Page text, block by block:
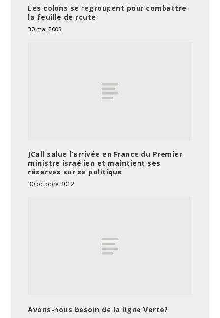
Les colons se regroupent pour combattre
la feuille de route
30 mai 2003
JCall salue l’arrivée en France du Premier
ministre israélien et maintient ses
réserves sur sa politique
30 octobre 2012
Avons-nous besoin de la ligne Verte?